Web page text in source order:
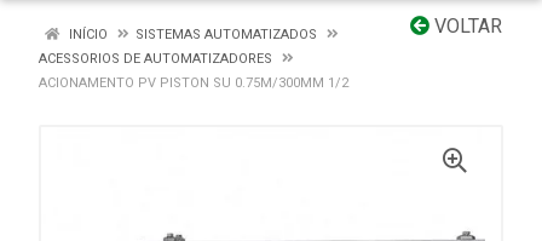
VOLTAR
INÍCIO
SISTEMAS AUTOMATIZADOS
ACESSORIOS DE AUTOMATIZADORES
ACIONAMENTO PV PISTON SU 0.75M/300MM 1/2